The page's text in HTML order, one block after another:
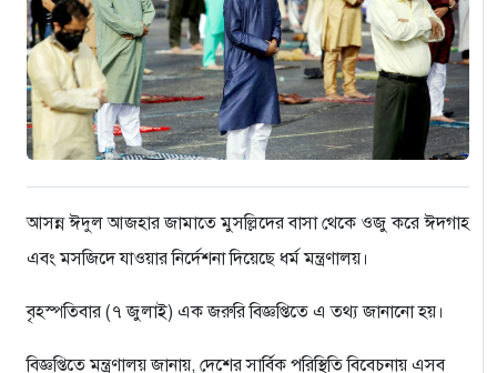
আসন্ন ঈদুল আজহার জামাতে মুসল্লিদের বাসা থেকে ওজু করে ঈদগাহ
এবং মসজিদে যাওয়ার নির্দেশনা দিয়েছে ধর্ম মন্ত্রণালয়।
বৃহস্পতিবার (৭ জুলাই) এক জরুরি বিজ্ঞপ্তিতে এ তথ্য জানানো হয়।
বিজ্ঞপ্তিতে মন্ত্রণালয় জানায়, দেশের সার্বিক পরিস্থিতি বিবেচনায় এসব